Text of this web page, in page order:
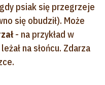
psiak się przegrzeje
się obudził). Może
- na przykład w
na słońcu. Zdarza